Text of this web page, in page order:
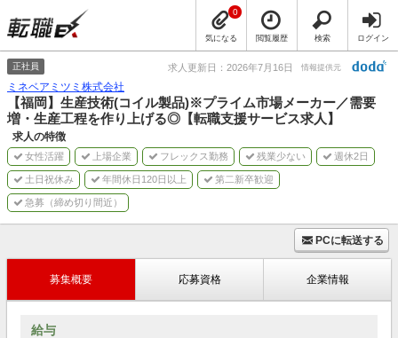
気になる
0
閲覧履歴 検索 ログイン
正社員 求人更新日：2026年7月16日 情報提供元
ミネベアミツミ株式会社
【福岡】生産技術(コイル製品)※プライム市場メーカー／需要
増・生産工程を作り上げる◎【転職支援サービス求人】
求人の特徴
女性活躍 上場企業 フレックス勤務 残業少ない 週休2日
土日祝休み 年間休日120日以上 第二新卒歓迎
急募（締め切り間近）
PCに転送する
募集概要 応募資格 企業情報
給与